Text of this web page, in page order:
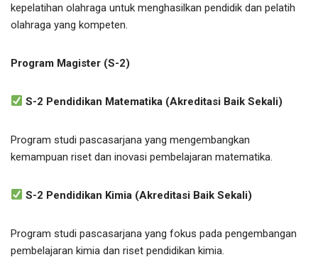
kepelatihan olahraga untuk menghasilkan pendidik dan pelatih
olahraga yang kompeten.
Program Magister (S-2)
S-2 Pendidikan Matematika (Akreditasi Baik Sekali)
Program studi pascasarjana yang mengembangkan
kemampuan riset dan inovasi pembelajaran matematika.
S-2 Pendidikan Kimia (Akreditasi Baik Sekali)
Program studi pascasarjana yang fokus pada pengembangan
pembelajaran kimia dan riset pendidikan kimia.